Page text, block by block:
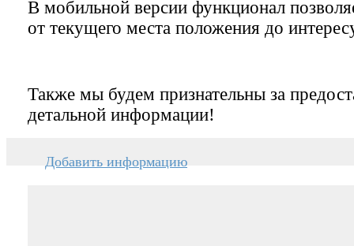
В мобильной версии функционал
от текущего места положения до
Также мы будем признательны за
детальной информации!
Добавить информацию